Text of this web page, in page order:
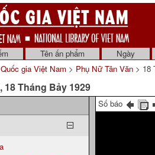
Tên ấn phẩm
Ngày
gia Việt Nam > Phụ Nữ Tân Văn > 18
18 Tháng Bảy 1929
Số báo